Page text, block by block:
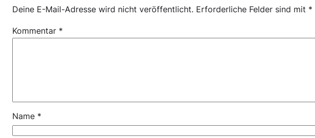
Deine E-Mail-Adresse wird nicht veröffentlicht. Erforderliche Felder sind mit *
Kommentar *
Name *